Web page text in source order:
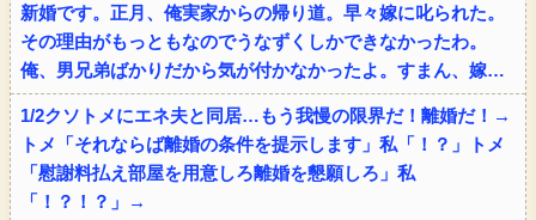
新婚です。正月、俺実家からの帰り道。早々嫁に叱られた。
その理由がもっともなのでうなずくしかできなかったわ。
俺、男兄弟ばかりだから気が付かなかったよ。すまん、嫁…
1/2クソトメにエネ夫と同居…もう我慢の限界だ！離婚だ！→
トメ「それならば離婚の条件を提示します」私「！？」トメ
「慰謝料払え部屋を用意しろ離婚を懇願しろ」私
「！？！？」→